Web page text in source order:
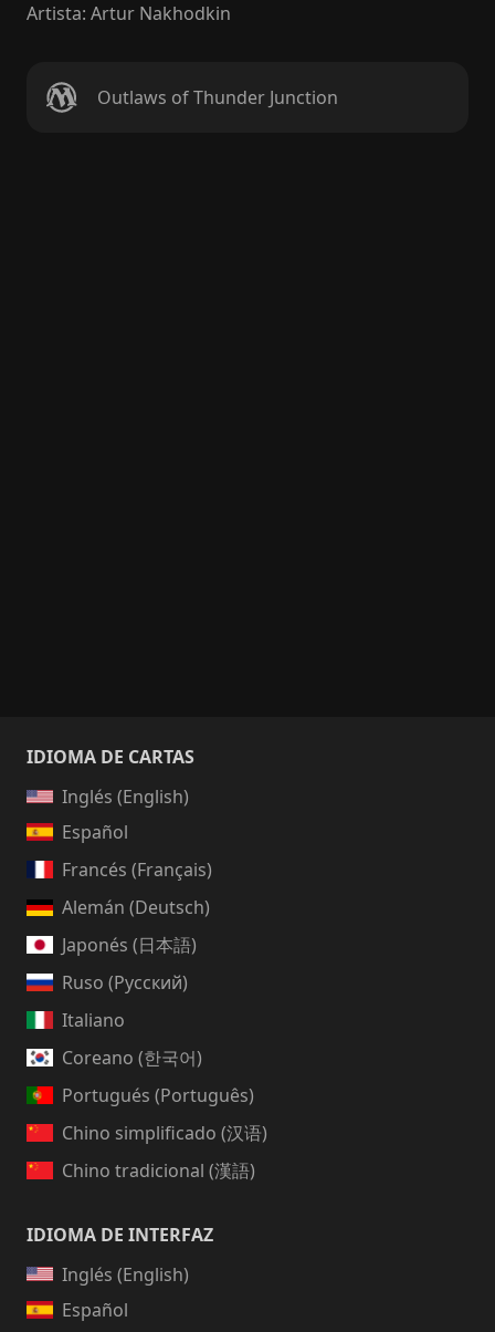
Artista: Artur Nakhodkin
Outlaws of Thunder Junction
IDIOMA DE CARTAS
Inglés (English)
Español
Francés (Français)
Alemán (Deutsch)
Japonés (日本語)
Ruso (Русский)
Italiano
Coreano (한국어)
Portugués (Português)
Chino simplificado (汉语)
Chino tradicional (漢語)
IDIOMA DE INTERFAZ
Inglés (English)
Español